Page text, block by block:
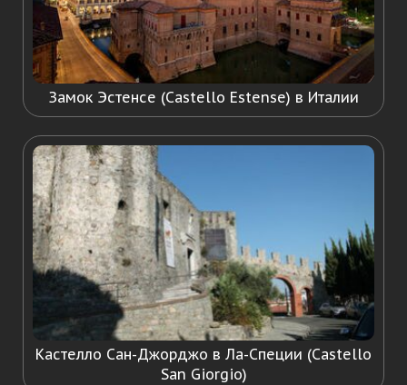
Замок Эстенсе (Castello Estense) в Италии
Кастелло Сан-Джорджо в Ла-Специи (Castello
San Giorgio)